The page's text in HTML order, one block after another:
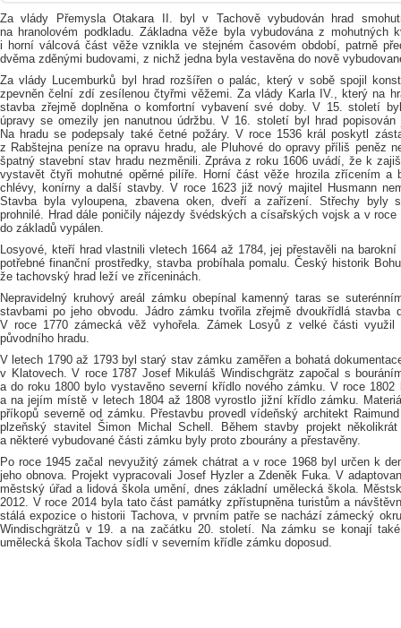
Za vlády Přemysla Otakara II. byl v Tachově vybudován hrad
na hranolovém podkladu. Základna věže byla vybudována z mohutných
i horní válcová část věže vznikla ve stejném časovém období, patrně
dvěma zděnými budovami, z nichž jedna byla vestavěna do nově
Za vlády Lucemburků byl hrad rozšířen o palác, který v sobě spojil
zpevněn čelní zdí zesílenou čtyřmi věžemi. Za vlády Karla IV., který na
stavba zřejmě doplněna o komfortní vybavení své doby. V 15. století
úpravy se omezily jen nanutnou údržbu. V 16. století byl hrad
Na hradu se podepsaly také četné požáry. V roce 1536 král poskytl
z Rabštejna peníze na opravu hradu, ale Pluhové do opravy příliš peněz
špatný stavební stav hradu nezměnili. Zpráva z roku 1606 uvádí, že k
vystavět čtyři mohutné opěrné pilíře. Horní část věže hrozila zřícením a
chlévy, konírny a další stavby. V roce 1623 již nový majitel Husmann
Stavba byla vyloupena, zbavena oken, dveří a zařízení. Střechy byly
prohnilé. Hrad dále poničily nájezdy švédských a císařských vojsk a v
do základů vypálen.
Losyové, kteří hrad vlastnili vletech 1664 až 1784, jej přestavěli na
potřebné finanční prostředky, stavba probíhala pomalu. Český historik
že tachovský hrad leží ve zříceninách.
Nepravidelný kruhový areál zámku obepínal kamenný taras se
stavbami po jeho obvodu. Jádro zámku tvořila zřejmě dvoukřídlá stavba
V roce 1770 zámecká věž vyhořela. Zámek Losyů z velké části využil
původního hradu.
V letech 1790 až 1793 byl starý stav zámku zaměřen a bohatá
v Klatovech. V roce 1787 Josef Mikuláš Windischgrätz započal s
a do roku 1800 bylo vystavěno severní křídlo nového zámku. V roce 1802
a na jejím místě v letech 1804 až 1808 vyrostlo jižní křídlo zámku.
příkopů severně od zámku. Přestavbu provedl vídeňský architekt
plzeňský stavitel Šimon Michal Schell. Během stavby projekt
a některé vybudované části zámku byly proto zbourány a přestavěny.
Po roce 1945 začal nevyužitý zámek chátrat a v roce 1968 byl určen k
jeho obnova. Projekt vypracovali Josef Hyzler a Zdeněk Fuka. V
městský úřad a lidová škola umění, dnes základní umělecká škola.
2012. V roce 2014 byla tato část památky zpřístupněna turistům a
stálá expozice o historii Tachova, v prvním patře se nachází zámecký
Windischgrätzů v 19. a na začátku 20. století. Na zámku se konají
umělecká škola Tachov sídlí v severním křídle zámku doposud.